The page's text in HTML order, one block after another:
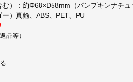
）：約Φ68×D58mm（パンプキンナチュ
ー）真鍮、ABS、PET、PU
品等）